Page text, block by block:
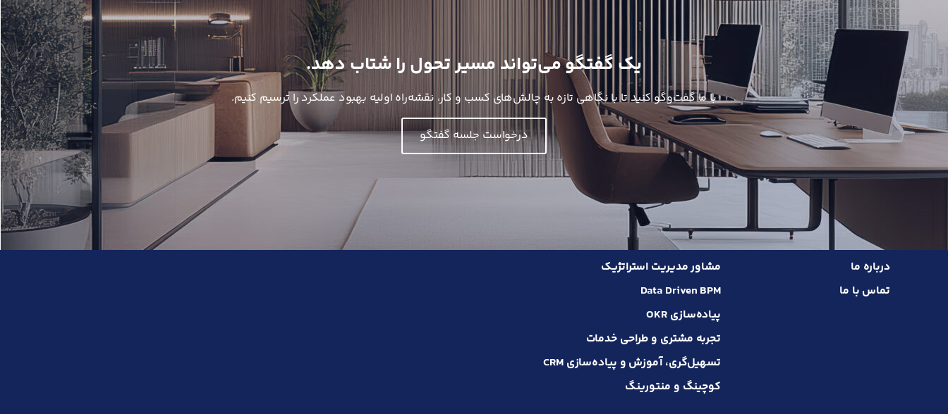
یک گفتگو می‌تواند مسیر تحول را شتاب دهد.
با ما گفت‌وگو کنید تا با نگاهی تازه به چالش‌های کسب و کار، نقشه‌راه اولیه بهبود عملکرد را ترسیم کنیم.
درخواست جلسه گفتگو
درباره ما
تماس با ما
مشاور مدیریت استراتژیک
Data Driven BPM
پیاده‌سازی OKR
تجربه مشتری و طراحی خدمات
تسهیل‌گری، آموزش و پیاده‌سازی CRM
کوچینگ و منتورینگ